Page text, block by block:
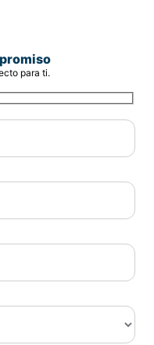
para ti.